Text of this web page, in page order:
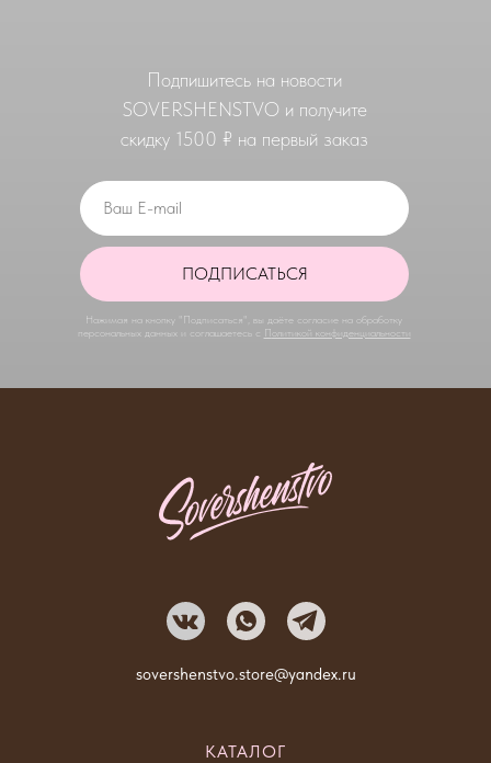
Подпишитеcь на новости
SOVERSHENSTVO и получите
скидку 1500 ₽ на первый заказ
ПОДПИСАТЬСЯ
Нажимая на кнопку "Подписаться", вы даёте согласие на обработку
персональных данных и соглашаетесь с Политикой конфиденциальности
КАТАЛОГ
sovershenstvo.store@yandex.ru